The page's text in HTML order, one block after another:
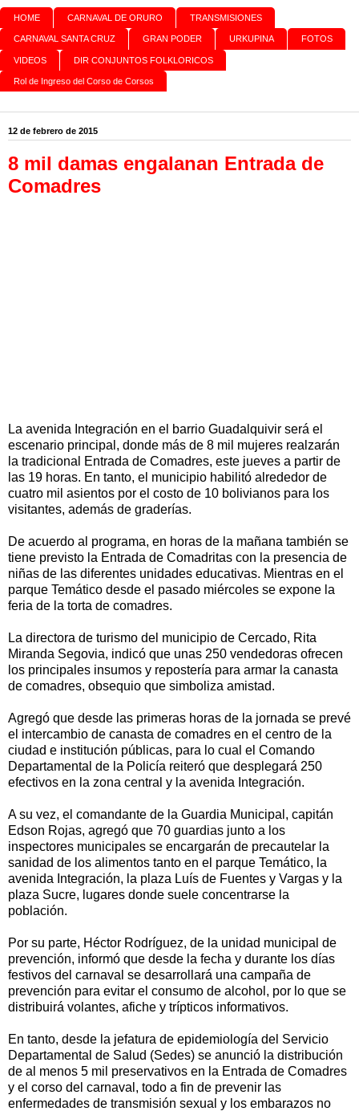
HOME CARNAVAL DE ORURO TRANSMISIONES
CARNAVAL SANTA CRUZ GRAN PODER URKUPINA FOTOS
VIDEOS DIR CONJUNTOS FOLKLORICOS
Rol de Ingreso del Corso de Corsos
12 de febrero de 2015
8 mil damas engalanan Entrada de
Comadres
La avenida Integración en el barrio Guadalquivir será el
escenario principal, donde más de 8 mil mujeres realzarán
la tradicional Entrada de Comadres, este jueves a partir de
las 19 horas. En tanto, el municipio habilitó alrededor de
cuatro mil asientos por el costo de 10 bolivianos para los
visitantes, además de graderías.
De acuerdo al programa, en horas de la mañana también se
tiene previsto la Entrada de Comadritas con la presencia de
niñas de las diferentes unidades educativas. Mientras en el
parque Temático desde el pasado miércoles se expone la
feria de la torta de comadres.
La directora de turismo del municipio de Cercado, Rita
Miranda Segovia, indicó que unas 250 vendedoras ofrecen
los principales insumos y repostería para armar la canasta
de comadres, obsequio que simboliza amistad.
Agregó que desde las primeras horas de la jornada se prevé
el intercambio de canasta de comadres en el centro de la
ciudad e institución públicas, para lo cual el Comando
Departamental de la Policía reiteró que desplegará 250
efectivos en la zona central y la avenida Integración.
A su vez, el comandante de la Guardia Municipal, capitán
Edson Rojas, agregó que 70 guardias junto a los
inspectores municipales se encargarán de precautelar la
sanidad de los alimentos tanto en el parque Temático, la
avenida Integración, la plaza Luís de Fuentes y Vargas y la
plaza Sucre, lugares donde suele concentrarse la
población.
Por su parte, Héctor Rodríguez, de la unidad municipal de
prevención, informó que desde la fecha y durante los días
festivos del carnaval se desarrollará una campaña de
prevención para evitar el consumo de alcohol, por lo que se
distribuirá volantes, afiche y trípticos informativos.
En tanto, desde la jefatura de epidemiología del Servicio
Departamental de Salud (Sedes) se anunció la distribución
de al menos 5 mil preservativos en la Entrada de Comadres
y el corso del carnaval, todo a fin de prevenir las
enfermedades de transmisión sexual y los embarazos no